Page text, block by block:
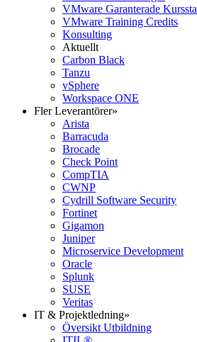
VMware Garanterade
VMware Training Credits
Konsulting
Aktuellt
Carbon Black
Tanzu
vSphere
Workspace ONE
Fler Leverantörer»
Arista
Barracuda
Brocade
Check Point
CompTIA
CWNP
Cydrill Software Security
Fortinet
Gigamon
Juniper
Microservice Development
Oracle
Splunk
SUSE
Veritas
IT & Projektledning»
Översikt Utbildning